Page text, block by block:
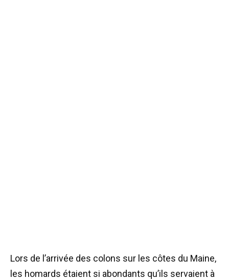
Lors de l’arrivée des colons sur les côtes du Maine,
les homards étaient si abondants qu’ils servaient à